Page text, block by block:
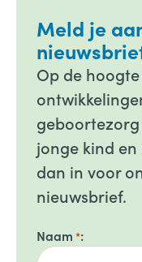
Meld je
Op de
jonge kind
dan in voor
nieuwsbrief.
Naam *